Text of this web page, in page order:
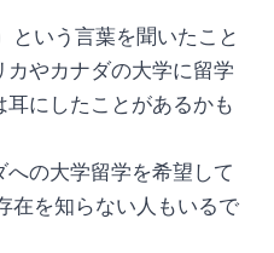
という言葉を聞いたこと
やカナダの大学に留学
にしたことがあるかも
の大学留学を希望して
在を知らない人もいるで